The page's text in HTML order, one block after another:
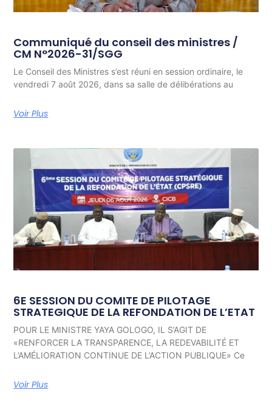
Communiqué du conseil des ministres /
CM N°2026-31/SGG
Le Conseil des Ministres s’est réuni en session ordinaire, le
vendredi 7 août 2026, dans sa salle de délibérations au
Voir Plus
6E SESSION DU COMITE DE PILOTAGE
STRATEGIQUE DE LA REFONDATION DE L’ETAT
POUR LE MINISTRE YAYA GOLOGO, IL S’AGIT DE
«RENFORCER LA TRANSPARENCE, LA REDEVABILITÉ ET
L’AMÉLIORATION CONTINUE DE L’ACTION PUBLIQUE» Ce
Voir Plus